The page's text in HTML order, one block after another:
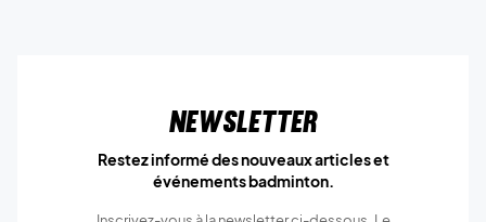
Newsletter
Restez informé des nouveaux articles et
événements badminton.